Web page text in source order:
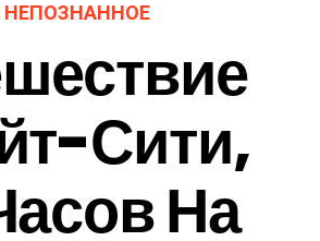
НЕПОЗНАННОЕ
Сити,
На